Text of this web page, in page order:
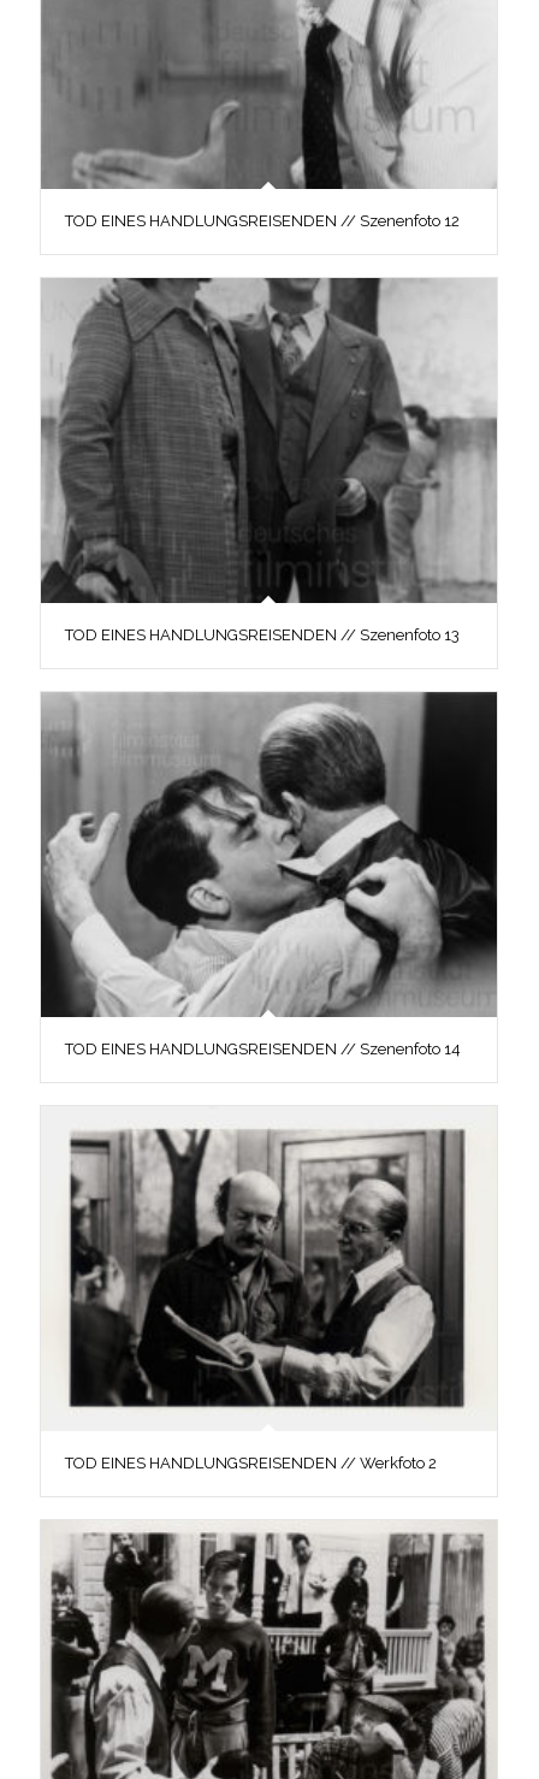
TOD EINES HANDLUNGSREISENDEN // Szenenfoto 12
TOD EINES HANDLUNGSREISENDEN // Szenenfoto 13
TOD EINES HANDLUNGSREISENDEN // Szenenfoto 14
TOD EINES HANDLUNGSREISENDEN // Werkfoto 2